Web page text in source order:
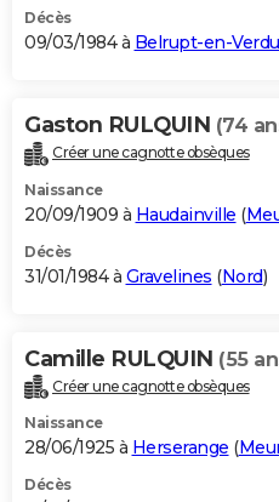
Décès
09/03/1984 à Belrupt-en-
Gaston RULQUIN (74
Créer une cagnotte obsèques
Naissance
20/09/1909 à Haudainville (
Décès
31/01/1984 à Gravelines (Nord)
Camille RULQUIN (55
Créer une cagnotte obsèques
Naissance
28/06/1925 à Herserange (
Décès